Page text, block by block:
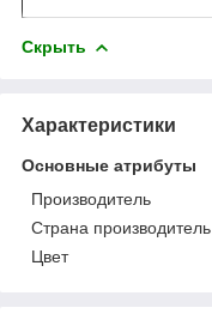
Скрыть
Характеристики
Основные атрибуты
Производитель
Страна производитель
Цвет